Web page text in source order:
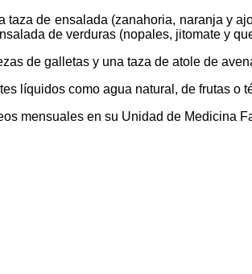
de ensalada (zanahoria, naranja y
de verduras (nopales, jitomate y
de galletas y una taza de atole de
líquidos como agua natural, de frutas o
mensuales en su Unidad de Medicina